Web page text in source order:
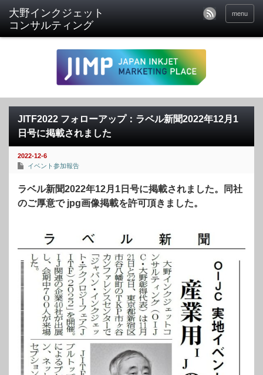
menu
JITF2022 フォローアップ：ラベル新聞2022年12月1
日号に掲載されました
2022-12-6
イベント参加報告
ラベル新聞2022年12月1日号に掲載されました。同社
のご厚意で jpg画像掲載を許可頂きました。